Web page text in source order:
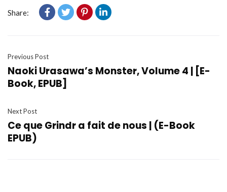
Share:
Previous Post
Naoki Urasawa’s Monster, Volume 4 | [E-
Book, EPUB]
Next Post
Ce que Grindr a fait de nous | (E-Book
EPUB)